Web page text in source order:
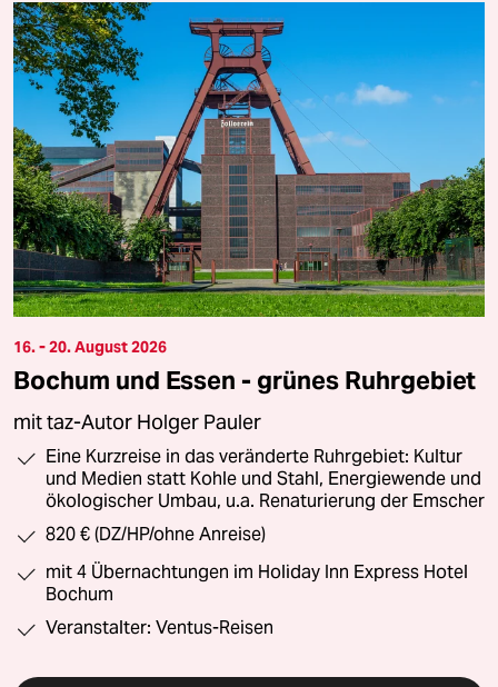
16. - 20. August 2026
Bochum und Essen - grünes Ruhrgebiet
mit taz-Autor Holger Pauler
Eine Kurzreise in das veränderte Ruhrgebiet: Kultur
und Medien statt Kohle und Stahl, Energiewende und
ökologischer Umbau, u.a. Renaturierung der Emscher
820 € (DZ/HP/ohne Anreise)
mit 4 Übernachtungen im Holiday Inn Express Hotel
Bochum
Veranstalter: Ventus-Reisen